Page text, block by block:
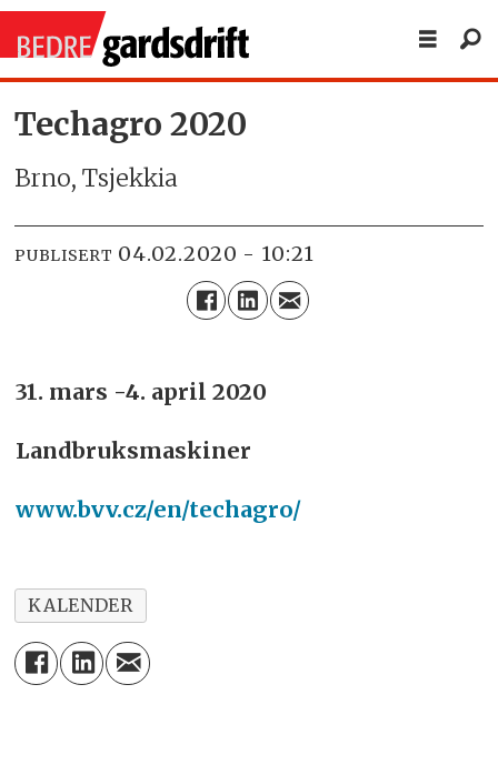
Techagro 2020
Brno, Tsjekkia
PUBLISERT 04.02.2020 - 10:21
31. mars -4. april 2020
Landbruksmaskiner
www.bvv.cz/en/techagro/
KALENDER